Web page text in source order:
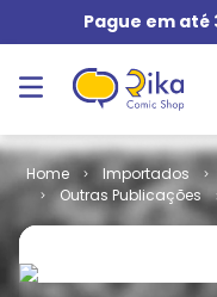
Pague em até
Importados
Outras Publicações